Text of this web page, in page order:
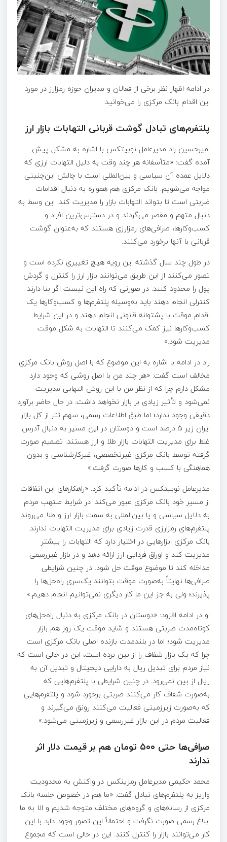
در ادامه اظهار نظر برخی از فعالان و مدیران حوزه رمزارز در مورد
این اقدام بانک مرکزی را می‌خوانید:
پلتفرم‌های تبادل گوشت قربانی التهابات بازار ارز
امیرحسین راد مدیرعامل نوبیتکس با اشاره به مشکل پیش
آمده گفت: «متأسفانه هر چند وقت به دلیل التهابات ارزی که
دلایل عمده آن سیاسی و بین‌المللی است با چالش این‌چنینی
مواجه می‌شویم. بانک مرکزی هم همواره به دنبال اقدامات
ضربتی است تا بتواند التهابات بازار را مدیریت کند. این وسط به
دنبال متهم و مقصر می‌گردند و در دسترس‌ترین افراد و
کسب‌وکارها، صرافی‌های رمزارزی هستند که به‌عنوان گوشت
قربانی با آنها برخورد می‌کنند.
در طول چند سال گذشته این رویه هیچ تغییری نکرده است و
تصور می‌کنند از این طریق می‌توانند بازار ارز را کنترل و گردش
پول را محدود کنند. در صورتی که راه این نیست اگر بنا دارند
کنترلی انجام دهند باید به‌وسیله پلتفرم‌ها و کسب‌وکار‌ها یک
اقدام موقت با پشتوانه قانونی انجام دهند و در این شرایط
کسب‌وکار‌ها نیز کمک می‌کنند تا التهابات به شکل موقت
مدیریت شود.»
راد در ادامه با اشاره به این موضوع که با اصل روش بانک مرکزی
مخالف است گفت: «هر چند من با اصل روشی که وجود دارد
مشکل دارم چرا که از نظر من با این روش التهابی مدیریت
نمی‌شود و تأثیر زیادی بر بازار نخواهد داشت. در حال حاضر برآورد
دقیقی وجود ندارد؛ اما طبق اطلاعات رسمی، سهم تتر از کل بازار
ایران زیر ۵ درصد است و دوستان در این مسیر به دنبال آدرس
غلط برای مدیریت التهابات بازار طلا و ارز هستند. تصمیم صورت
گرفته توسط بانک مرکزی غیرتخصصی، غیرکارشناسی و بدون
هماهنگی با کسب و کار‌ها صورت گرفت.»
مدیرعامل نوبیتکس در ادامه تأکید کرد: «راهکار‌های این اتفاقات
از مسیر خود بانک مرکزی عبور می‌کند. در شرایط ملتهب مردم
به دلایل سیاسی و یا بین‌المللی به سمت بازار ارز و طلا می‌روند
پلتفرم‌های رمزارزی قدرت زیادی برای مدیریت التهابات ندارند.
بانک مرکزی ابزار‌هایی در اختیار دارد که التهابات را بیشتر
مدیریت کند و اوراق فردایی ارز ارائه دهد و در بازار غیررسمی
مداخله کند تا موضوع موقت حل شود. در چنین شرایطی
صرافی‌ها نهایتاً به‌صورت موقت بتوانند یک‌سری راه‌حل‌ها را
پذیرند؛ ولی به جز این ما کار دیگری نمی‌توانیم انجام دهیم.»
او در ادامه افزود: «دوستان در بانک مرکزی به دنبال راه‌حل‌های
کوتاه‌مدت ضربتی هستند و شاید موقت یک روز هم بازار
مدیریت شود؛ اما در بلندمدت بازنده اصلی بانک مرکزی است
چرا که یک بازار شفاف را از بین برده است، این در حالی است که
نیاز مردم برای تبدیل ریال به دارایی دیجیتال و تبدیل آن به
ریال از بین نمی‌رود. در چنین شرایطی با پلتفرم‌هایی که
به‌صورت شفاف کار می‌کنند ضربتی برخورد شود و پلتفرم‌هایی
که به‌صورت زیرزمینی فعالیت می‌کنند رونق می‌گیرند و
فعالیت مردم در این بازار غیررسمی و زیرزمینی می‌شود.»
صرافی‌ها حتی ۵۰۰ تومان هم بر قیمت دلار اثر
ندارند
محمد حکیمی مدیرعامل رمزینکس در واکنش به محدودیت
واریز به پلتفرم‌های تبادل گفت: «ما هم در خصوص جلسه بانک
مرکزی از رسانه‌های و گروه‌های مختلف متوجه شدیم و الا به ما
ابلاغ رسمی صورت نگرفت و احتمالاً این تصور وجود دارد با این
کار می‌توانند بازار را کنترل کنند. این در حالی است که مجموع